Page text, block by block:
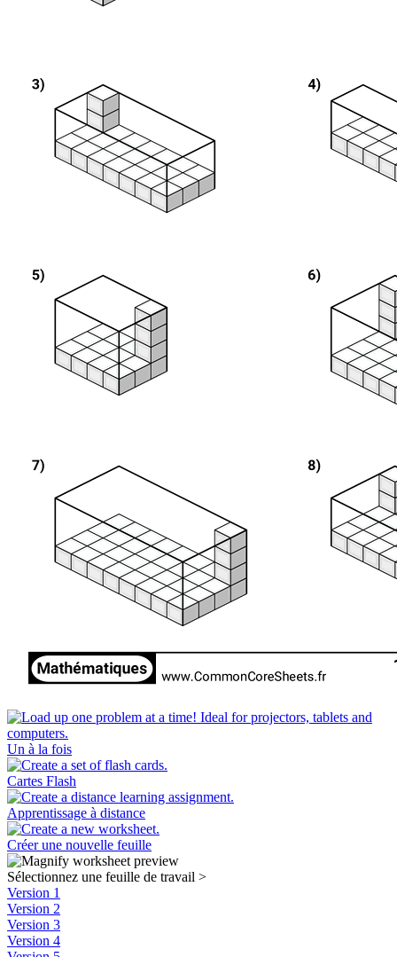
Un à la fois
Cartes Flash
Apprentissage à distance
Créer une nouvelle feuille
Sélectionnez une feuille de travail >
Version 1
Version 2
Version 3
Version 4